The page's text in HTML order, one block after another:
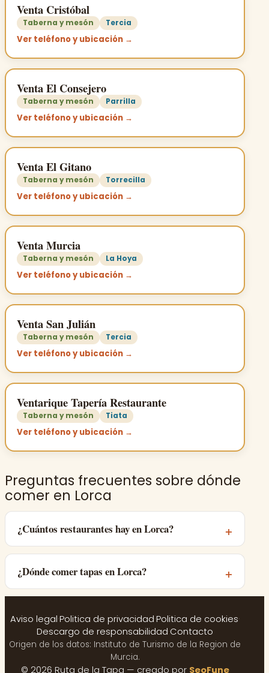
Venta Cristóbal
Taberna y mesón Tercia
Ver teléfono y ubicación →
Venta El Consejero
Taberna y mesón Parrilla
Ver teléfono y ubicación →
Venta El Gitano
Taberna y mesón Torrecilla
Ver teléfono y ubicación →
Venta Murcia
Taberna y mesón La Hoya
Ver teléfono y ubicación →
Venta San Julián
Taberna y mesón Tercia
Ver teléfono y ubicación →
Ventarique Tapería Restaurante
Taberna y mesón Tiata
Ver teléfono y ubicación →
Preguntas frecuentes sobre dónde
comer en Lorca
¿Cuántos restaurantes hay en Lorca?
¿Dónde comer tapas en Lorca?
Aviso legal·Politica de privacidad·Politica de cookies·
Descargo de responsabilidad·Contacto
Origen de los datos: Instituto de Turismo de la Region de
Murcia.
© 2026 Ruta de la Tapa — creado por SeoFune